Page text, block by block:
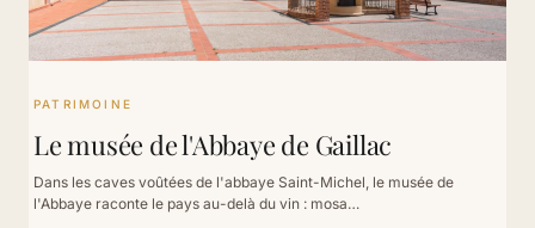
PATRIMOINE
Le musée de l'Abbaye de Gaillac
Dans les caves voûtées de l'abbaye Saint-Michel, le musée de
l'Abbaye raconte le pays au-delà du vin : mosa…